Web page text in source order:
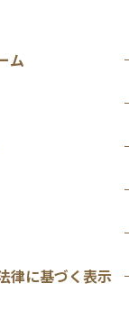
ム
律に基づく表示